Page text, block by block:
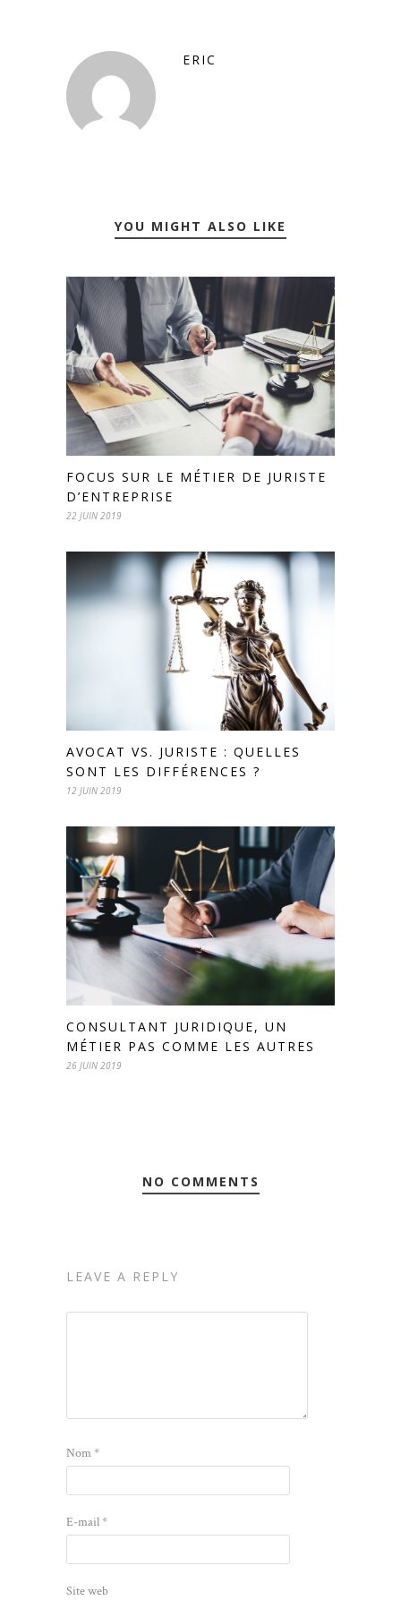
ERIC
YOU MIGHT ALSO LIKE
FOCUS SUR LE MÉTIER DE JURISTE
D’ENTREPRISE
22 JUIN 2019
AVOCAT VS. JURISTE : QUELLES
SONT LES DIFFÉRENCES ?
12 JUIN 2019
CONSULTANT JURIDIQUE, UN
MÉTIER PAS COMME LES AUTRES
26 JUIN 2019
NO COMMENTS
LEAVE A REPLY
Nom*
E-mail*
Site web